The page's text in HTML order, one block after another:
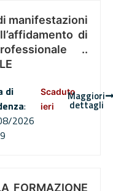
manifestazioni
di
..
di
:
2026
Scaduto
ieri
Maggiori
dettagli
FORMAZIONE